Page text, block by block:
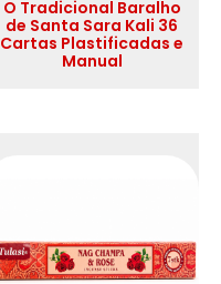
O Tradicional Baralho
de Santa Sara Kali 36
Cartas Plastificadas e
Manual